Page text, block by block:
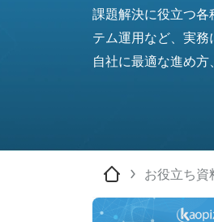
課題解決に役立つ
テム運用など、実務
自社に最適な進め
お役立ち資